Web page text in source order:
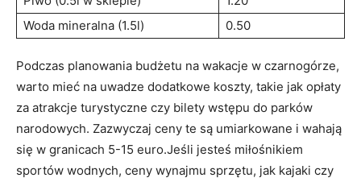
Woda mineralna (1.5l)
0.50
Podczas ​planowania budżetu na wakacje w czarnogórze,
warto mieć na uwadze dodatkowe koszty, takie jak opłaty
za ​atrakcje ⁤turystyczne czy bilety wstępu‍ do parków
narodowych. Zazwyczaj ceny te są umiarkowane i wahają‍
się w granicach 5-15 ⁣euro.Jeśli jesteś miłośnikiem​
sportów⁣ wodnych, ceny wynajmu sprzętu, jak kajaki czy